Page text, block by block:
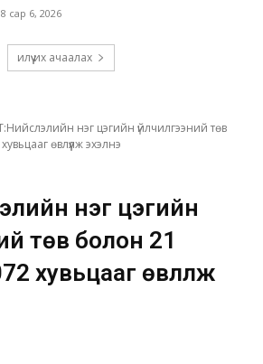
8 сар 6, 2026
илүү их ачаалах